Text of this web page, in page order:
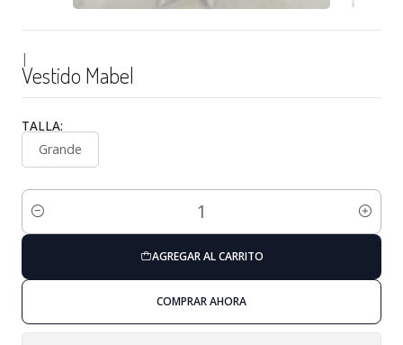
|
Vestido Mabel
TALLA:
Grande
Cantidad
AGREGAR AL CARRITO
COMPRAR AHORA